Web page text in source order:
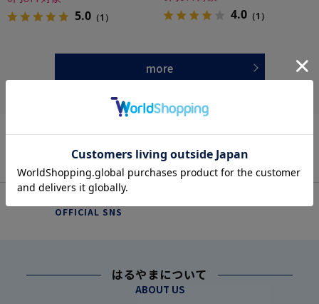
5.0 （1） 4.0 （1）
more
OFFICIAL SNS
はるやまについて
ABOUT US